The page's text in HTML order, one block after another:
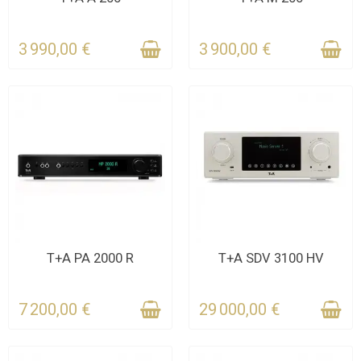
3 990,00 € 3 900,00 €
CONTACTEZ-NOUS
T+A PA 2000 R
7 200,00 €
CONTACTEZ-NOUS
T+A SDV 3100 HV
29 000,00 €